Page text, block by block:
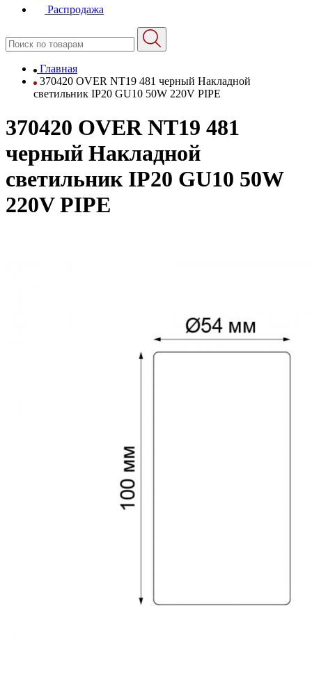
Распродажа
Главная
370420 OVER NT19 481 черный Накладной
светильник IP20 GU10 50W 220V PIPE
370420 OVER NT19 481
черный Накладной
светильник IP20 GU10 50W
220V PIPE